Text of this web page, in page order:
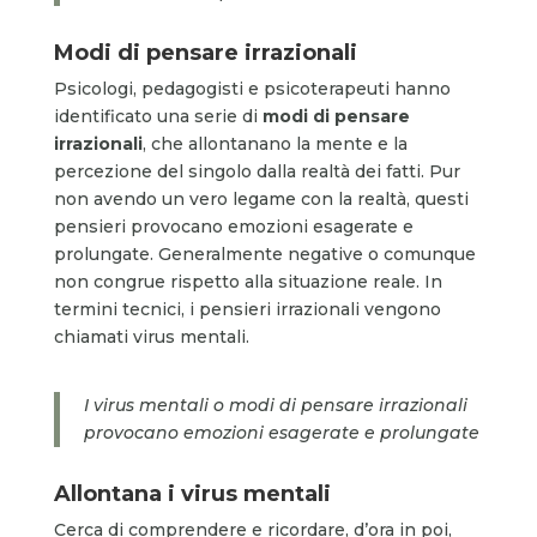
Modi di pensare irrazionali
Psicologi, pedagogisti e psicoterapeuti hanno
identificato una serie di modi di pensare
irrazionali, che allontanano la mente e la
percezione del singolo dalla realtà dei fatti. Pur
non avendo un vero legame con la realtà, questi
pensieri provocano emozioni esagerate e
prolungate. Generalmente negative o comunque
non congrue rispetto alla situazione reale. In
termini tecnici, i pensieri irrazionali vengono
chiamati virus mentali.
I virus mentali o modi di pensare irrazionali
provocano emozioni esagerate e prolungate
Allontana i virus mentali
Cerca di comprendere e ricordare, d’ora in poi,